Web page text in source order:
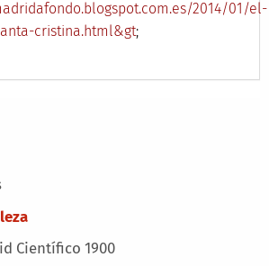
Científico 1900
2014/01/el-
cristina.html&gt;